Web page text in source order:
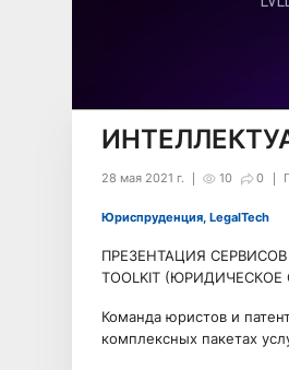
10 0
28 мая 2021 г.
Юриспруденция, LegalTech
ПРЕЗЕНТАЦИЯ СЕРВИСОВ
TOOLKIT
Команда юристов и
комплексных пакетах